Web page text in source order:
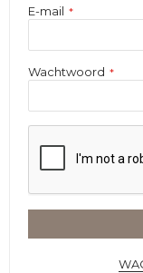
E-mail
Wachtwoord